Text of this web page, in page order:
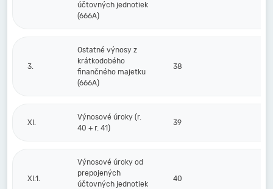
účtovných jednotiek
(666A)
3.
Ostatné výnosy z
krátkodobého
finančného majetku
(666A)
38
XI.
Výnosové úroky (r.
40 + r. 41)
39
XI.1.
Výnosové úroky od
prepojených
účtovných jednotiek
40